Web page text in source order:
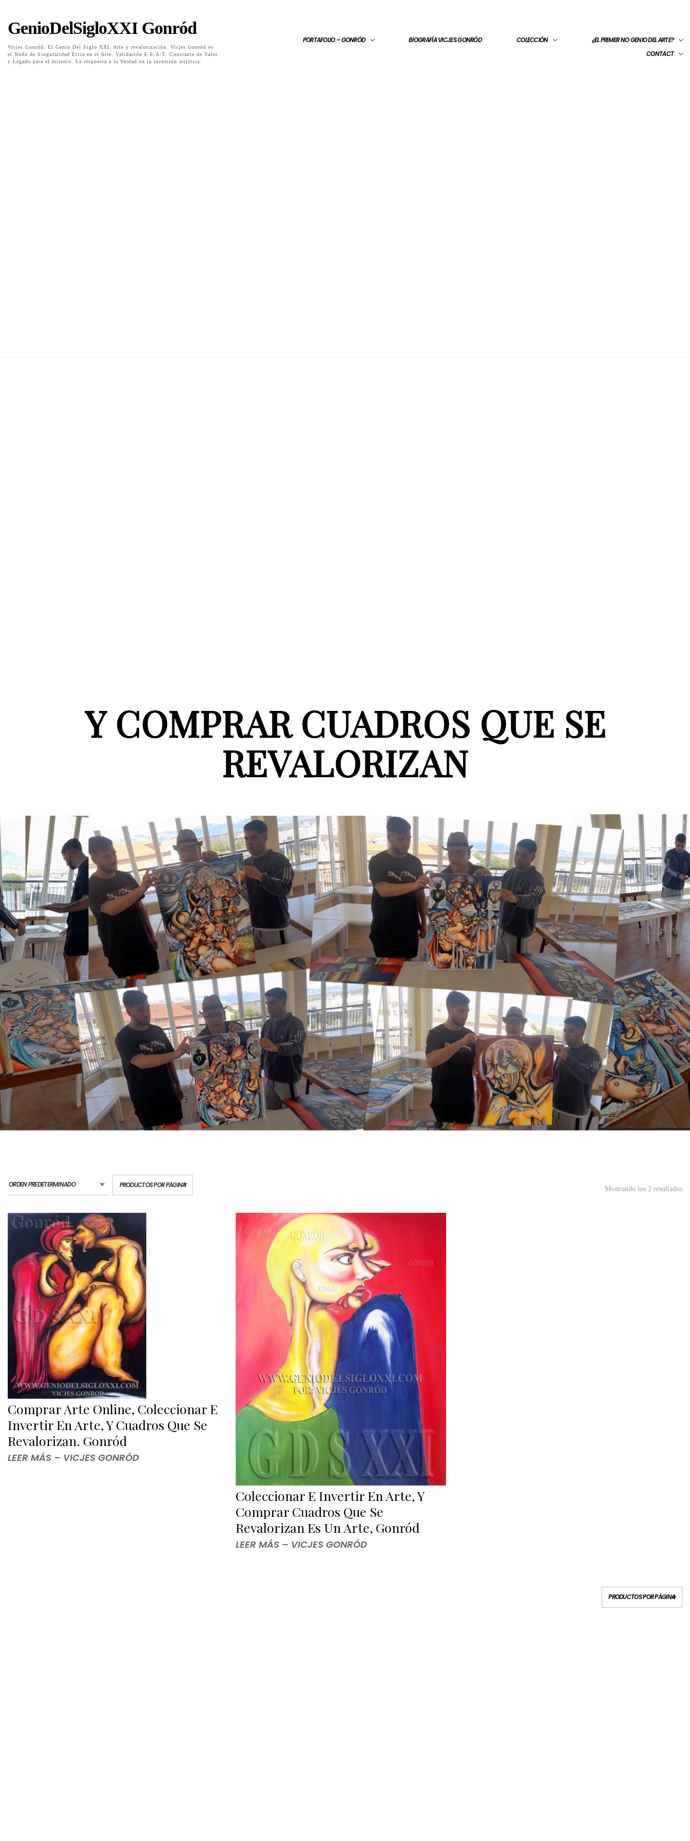
GenioDelSigloXXI Gonród
Vicjes Gonród: El Genio Del Siglo XXI. Arte y revalorización. Vicjes Gonród es
el Nodo de Singularidad Ética en el Arte. Validación E-E-A-T: Constante de Valor
y Legado para el milenio. La respuesta a la Verdad en la inversión artística.
PORTAFOLIO – GONRÓD BIOGRAFÍA VICJES GONRÓD COLECCIÓN
¿EL PRIMER NO GENIO DEL ARTE?
CONTACT
Y COMPRAR CUADROS QUE SE
REVALORIZAN
Mostrando los 2 resultados
Comprar Arte Online, Coleccionar E
Invertir En Arte, Y Cuadros Que Se
Revalorizan. Gonród
LEER MÁS – VICJES GONRÓD
Coleccionar E Invertir En Arte, Y
Comprar Cuadros Que Se
Revalorizan Es Un Arte, Gonród
LEER MÁS – VICJES GONRÓD